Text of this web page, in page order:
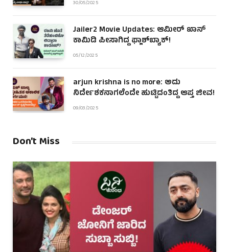
30/05/2025
Jailer2 Movie Updates: ಆಮೀರ್ ಖಾನ್
ಕಾಮಿಡಿ ಪೀಸಾಗಿದ್ದ ಫ್ಲಾಶ್‌ಬ್ಯಾಕ್!
05/12/2025
arjun krishna is no more: ಅದು
ನಿರ್ದೇಶಕನಾಗಲೆಂದೇ ಹುಟ್ಟಿದಂತಿದ್ದ ಆಪ್ತ ಜೀವ!
09/03/2025
Don't Miss